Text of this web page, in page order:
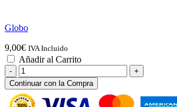
Globo
9,00€ IVA Incluido
Añadir al Carrito
Cesta
Flores
Victoria
cantidad
Continuar con la Compra